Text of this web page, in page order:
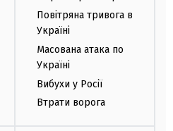
Повітряна тривога в
Україні
Масована атака по
Україні
Вибухи у Росії
Втрати ворога